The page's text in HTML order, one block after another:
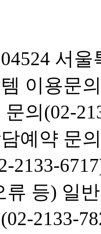
서
이용문
의(02-
예약 문
2133-
등) 일
2133-